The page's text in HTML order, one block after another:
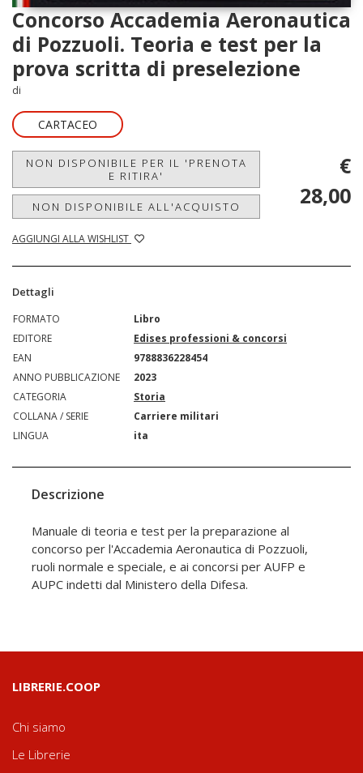
Concorso Accademia Aeronautica
di Pozzuoli. Teoria e test per la
prova scritta di preselezione
di
CARTACEO
NON DISPONIBILE PER IL 'PRENOTA
E RITIRA'
NON DISPONIBILE ALL'ACQUISTO
AGGIUNGI ALLA WISHLIST
€
28,00
Dettagli
FORMATO
Libro
EDITORE
Edises professioni & concorsi
EAN
9788836228454
ANNO PUBBLICAZIONE
2023
CATEGORIA
Storia
COLLANA / SERIE
Carriere militari
LINGUA
ita
Descrizione
Manuale di teoria e test per la preparazione al
concorso per l'Accademia Aeronautica di Pozzuoli,
ruoli normale e speciale, e ai concorsi per AUFP e
AUPC indetti dal Ministero della Difesa.
LIBRERIE.COOP
Chi siamo
Le Librerie